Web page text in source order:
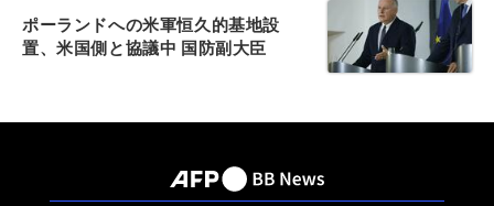
ポーランドへの米軍恒久的基地設
置、米国側と協議中 国防副大臣